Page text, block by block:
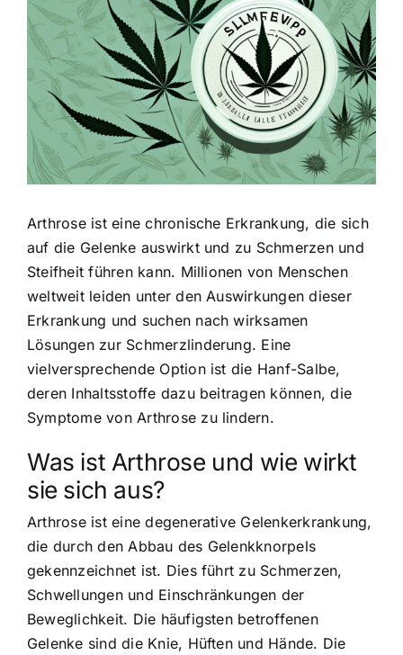
Bild
Arthrose ist eine chronische Erkrankung, die sich
auf die Gelenke auswirkt und zu Schmerzen und
Steifheit führen kann. Millionen von Menschen
weltweit leiden unter den Auswirkungen dieser
Erkrankung und suchen nach wirksamen
Lösungen zur Schmerzlinderung. Eine
vielversprechende Option ist die Hanf-Salbe,
deren Inhaltsstoffe dazu beitragen können, die
Symptome von Arthrose zu lindern.
Was ist Arthrose und wie wirkt
sie sich aus?
Arthrose ist eine degenerative Gelenkerkrankung,
die durch den Abbau des Gelenkknorpels
gekennzeichnet ist. Dies führt zu Schmerzen,
Schwellungen und Einschränkungen der
Beweglichkeit. Die häufigsten betroffenen
Gelenke sind die Knie, Hüften und Hände. Die